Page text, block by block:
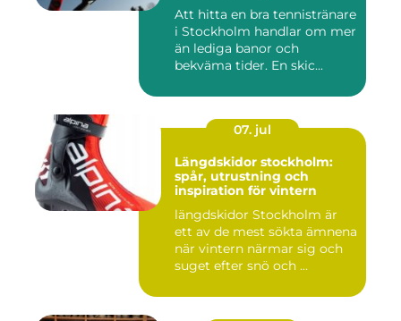
Att hitta en bra tennistränare
i Stockholm handlar om mer
än lediga banor och
bekväma tider. En skic...
07. jul
Längdskidor stockholm:
spår, utrustning och
inspiration för vintern
längdskidor Stockholm är
ett av de mest sökta ämnena
när vintern närmar sig och
suget efter snö och ...